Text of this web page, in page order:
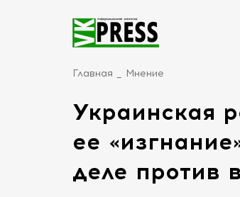
Главная Мнение
Украинская
ее
деле против